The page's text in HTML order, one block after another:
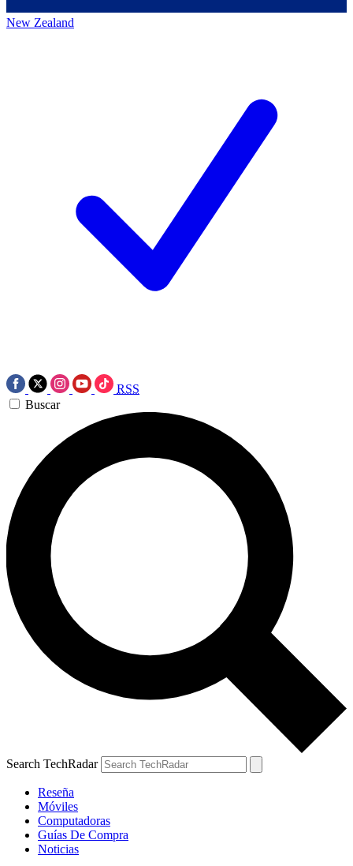
New Zealand
RSS
Buscar
Search TechRadar
Reseña
Móviles
Computadoras
Guías De Compra
Noticias